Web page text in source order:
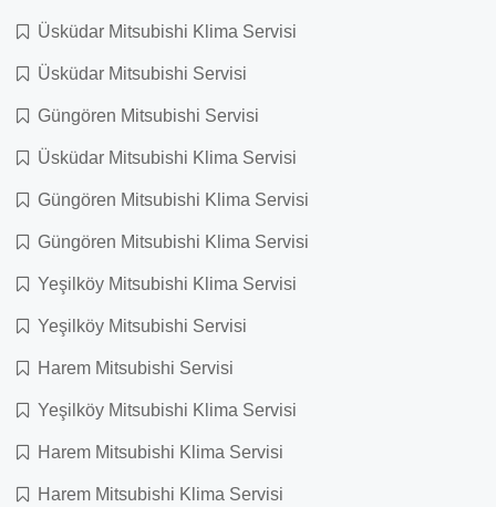
Üsküdar Mitsubishi Klima Servisi
Üsküdar Mitsubishi Servisi
Güngören Mitsubishi Servisi
Üsküdar Mitsubishi Klima Servisi
Güngören Mitsubishi Klima Servisi
Güngören Mitsubishi Klima Servisi
Yeşilköy Mitsubishi Klima Servisi
Yeşilköy Mitsubishi Servisi
Harem Mitsubishi Servisi
Yeşilköy Mitsubishi Klima Servisi
Harem Mitsubishi Klima Servisi
Harem Mitsubishi Klima Servisi